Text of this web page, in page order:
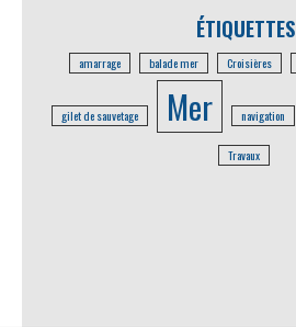
ÉTIQUETTES
amarrage balade mer Croisières
gilet de sauvetage Mer navigation
Travaux